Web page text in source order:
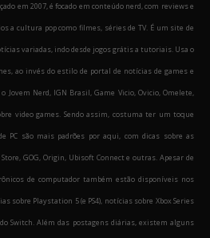
em 2007, é focado em conteúdo nerd, com reviews e
a cultura pop como filmes, séries de TV. É um site de
variadas, indo desde jogos grátis a tutoriais. Usa o
ao invés do estilo de portal de notícias de games e
Jovem Nerd, IGN Brasil, Game Vicio, Ovicio, Omelete,
video games. Sendo assim, costuma ter um toque
PC são mais padrões por aqui, com dicas sobre as
GOG, Origin, Ubisoft Connect e outras. Apesar de
de computador também estão disponíveis nos
sobre Playstation 5 (e PS4), notícias sobre Xbox Series
Switch. Além das postagens diárias, existem alguns